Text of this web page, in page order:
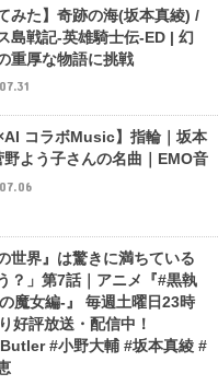
みた】奇跡の海(坂本真綾) /
島戦記-英雄騎士伝-ED | 幻
重厚な物語に挑戦
コラボMusic】指輪｜坂本
野よう子さんの名曲｜EMO音
世界』は驚きに満ちている
？」第7話｜アニメ『#黒執
魔女編-』 毎週土曜日23時
好評放送・配信中！
#小野大輔 #坂本真綾 #